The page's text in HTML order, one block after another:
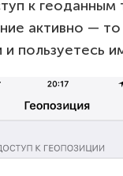
к геоданным
активно — то
пользуетесь